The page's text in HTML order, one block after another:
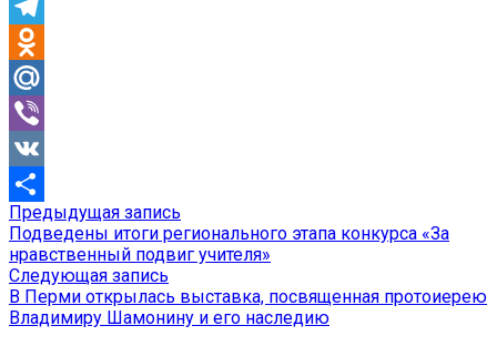
Skype
Telegram
Odnoklassniki
Mail.Ru
Viber
VK
Отправить
Навигация
по
записям
Предыдущая запись
запись:
Подведены итоги регионального этапа конкурса «За
нравственный подвиг учителя»
Следующая запись
запись:
В Перми открылась выставка, посвященная протоиерею
Владимиру Шамонину и его наследию